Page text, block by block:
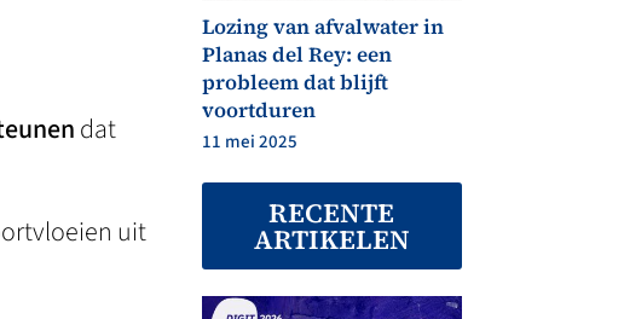
dat
uit
Lozing van afvalwater in
Planas del Rey: een
probleem dat blijft
voortduren
11 mei 2025
RECENTE
ARTIKELEN